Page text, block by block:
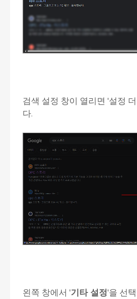
검색 설정 창이 열리면 '설정
다.
왼쪽 창에서 '기타 설정'을 선